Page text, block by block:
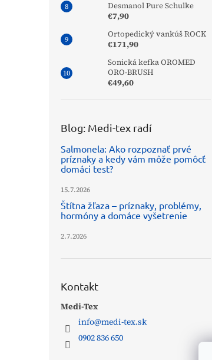
Desmanol Pure Schulke
€7,90
Ortopedický vankúš ROCK
€171,90
Sonická kefka OROMED
ORO-BRUSH
€49,60
Blog: Medi-tex radí
Salmonela: Ako rozpoznať prvé
príznaky a kedy vám môže pomôcť
domáci test?
15.7.2026
Štítna žľaza – príznaky, problémy,
hormóny a domáce vyšetrenie
2.7.2026
Kontakt
Medi-Tex
info@medi-tex.sk
0902 836 650